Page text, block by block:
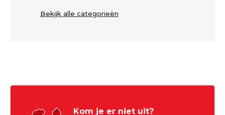
Bekijk alle categorieën
Kom je er niet uit?